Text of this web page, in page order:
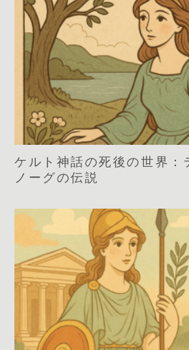
ケルト神話の死後の世界：
ノーグの伝説